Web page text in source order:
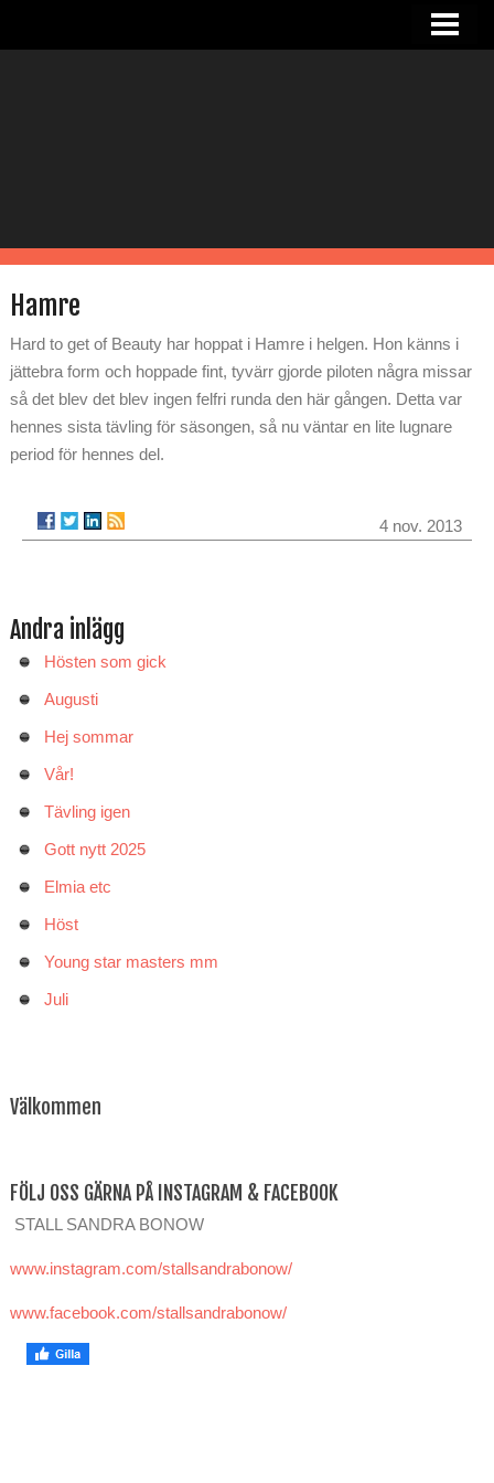
RIDHUS
KONTAKT
Hamre
Hard to get of Beauty har hoppat i Hamre i helgen. Hon känns i
jättebra form och hoppade fint, tyvärr gjorde piloten några missar
så det blev det blev ingen felfri runda den här gången. Detta var
hennes sista tävling för säsongen, så nu väntar en lite lugnare
period för hennes del.
4 nov. 2013
Andra inlägg
Hösten som gick
Augusti
Hej sommar
Vår!
Tävling igen
Gott nytt 2025
Elmia etc
Höst
Young star masters mm
Juli
Välkommen
FÖLJ OSS GÄRNA PÅ INSTAGRAM & FACEBOOK
STALL SANDRA BONOW
www.instagram.com/stallsandrabonow/
www.facebook.com/stallsandrabonow/